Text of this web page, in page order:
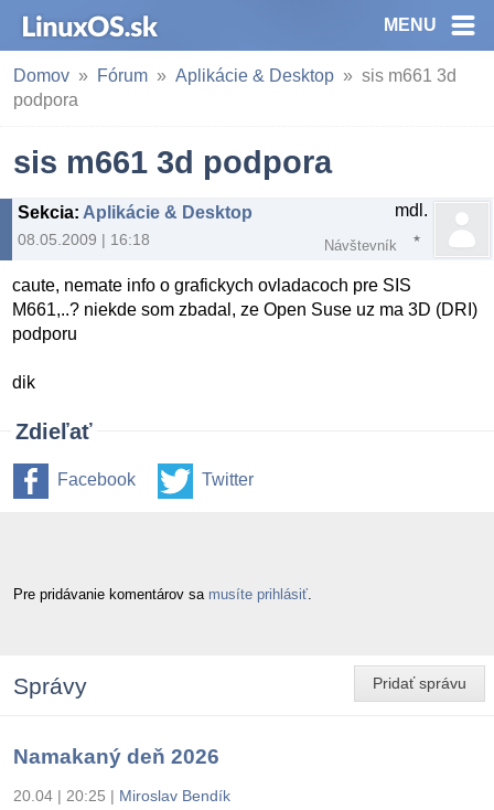
MENU
Domov Fórum Aplikácie & Desktop
sis m661 3d
podpora
sis m661 3d podpora
Sekcia: Aplikácie & Desktop
08.05.2009 | 16:18
mdl.
Návštevník
caute, nemate info o grafickych ovladacoch pre SIS
M661,..? niekde som zbadal, ze Open Suse uz ma 3D (DRI)
podporu
dik
Zdieľať
Facebook Twitter
Pre pridávanie komentárov sa musíte prihlásiť
Pridať správu
Správy
Namakaný deň 2026
20.04 | 20:25 | Miroslav Bendík